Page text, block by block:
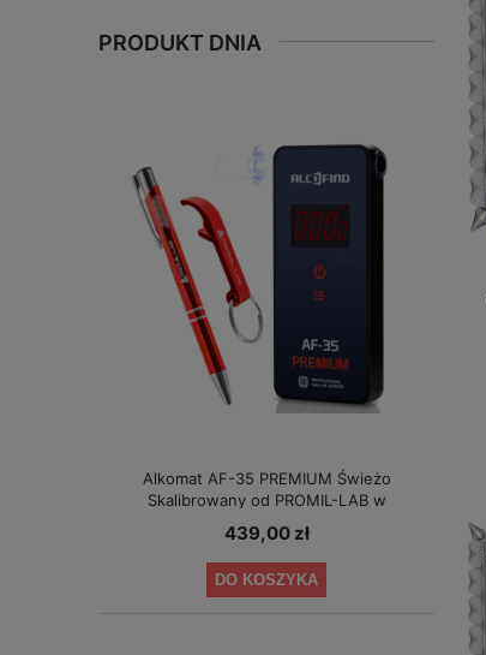
PRODUKT DNIA
Alkomat AF-35 PREMIUM Świeżo
Skalibrowany od PROMIL-LAB w
specjalnej cenie!
439,00 zł
DO KOSZYKA